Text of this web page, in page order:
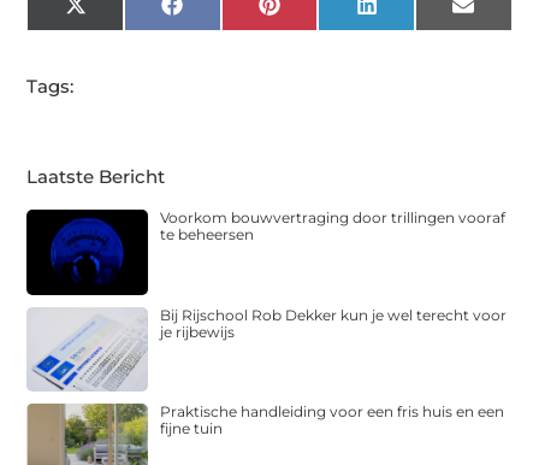
X
(Twitter)
FacebookPinterest LinkedIn Email
Tags:
Laatste Bericht
Voorkom bouwvertraging door trillingen vooraf
te beheersen
Bij Rijschool Rob Dekker kun je wel terecht voor
je rijbewijs
Praktische handleiding voor een fris huis en een
fijne tuin